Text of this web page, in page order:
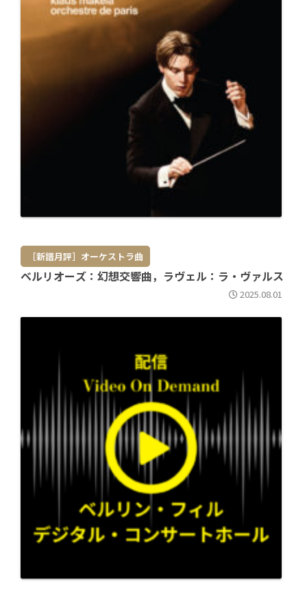
［新譜月評］オーケストラ曲
ベルリオーズ：幻想交響曲，ラヴェル：ラ・ヴァルス
2025.08.01